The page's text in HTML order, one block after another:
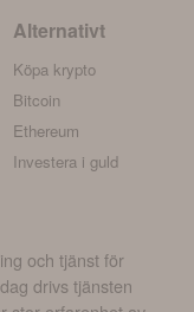
Alternativt
Köpa krypto
Bitcoin
Ethereum
Investera i guld
och tjänst för
drivs tjänsten